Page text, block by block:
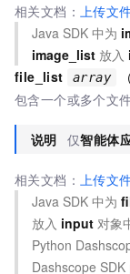
相关文档： 上传文
Java SDK 中为
image_list 放入
file_list
array
包含一个或多个文
说明 仅智能体
相关文档： 上传文
Java SDK 中为
放入 input 对象
Python
Dashscope SDK